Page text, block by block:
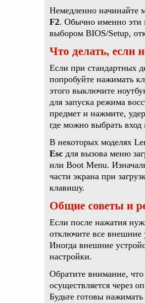
Немедленно начинайте
F2. Обычно именно
выбором BIOS/Setup,
Что делать, если
Если при стандартных
попробуйте нажимать
этого выключите
для запуска режима
предмет и нажмите,
где можно выбрать
В некоторых моделях
Esc для вызова меню
или Boot Menu.
части экрана при
клавишу.
Общие советы и
Если после нажатия
отключите все внешние
Иногда внешние
настройки.
Обратите внимание,
осуществляется через
Будьте готовы